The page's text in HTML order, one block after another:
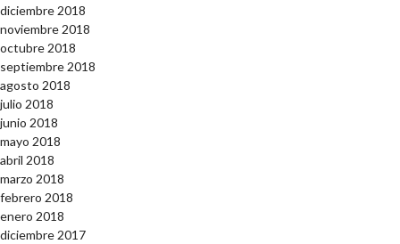
diciembre 2018
noviembre 2018
octubre 2018
septiembre 2018
agosto 2018
julio 2018
junio 2018
mayo 2018
abril 2018
marzo 2018
febrero 2018
enero 2018
diciembre 2017